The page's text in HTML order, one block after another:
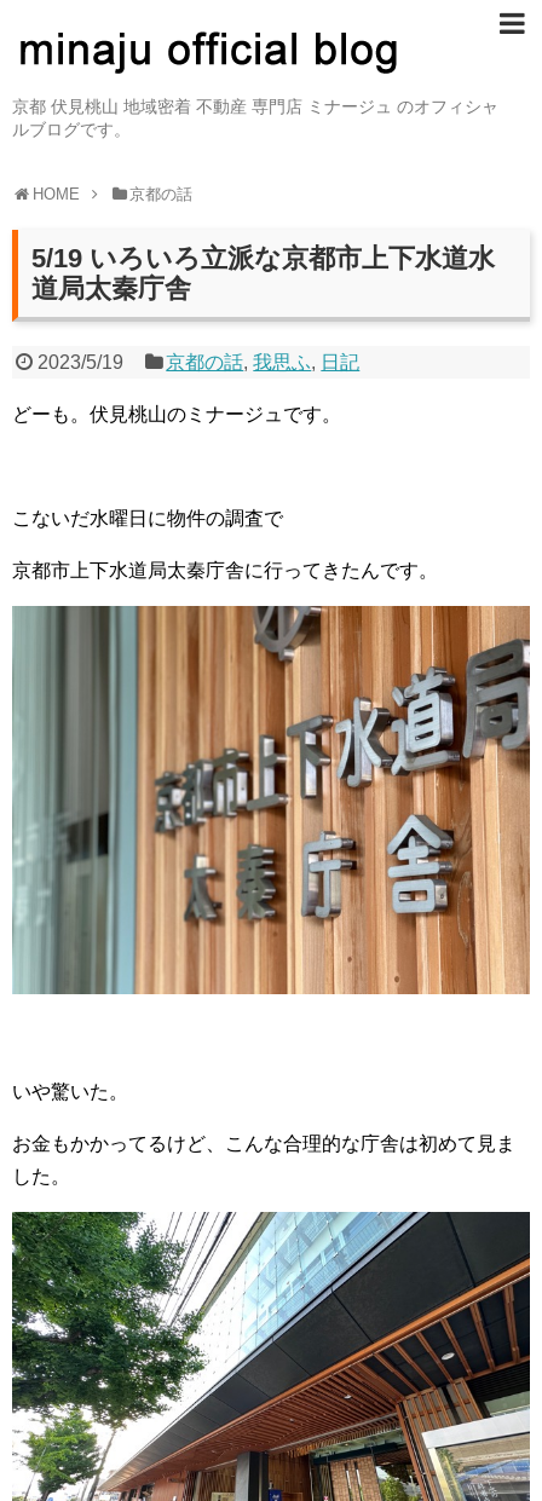
京都 伏見桃山 地域密着 不動産 専門店 ミナージュ のオフィシャ
ルブログです。
HOME 京都の話
5/19 いろいろ立派な京都市上下水道水
道局太秦庁舎
2023/5/19 京都の話,我思ふ, 日記
どーも。伏見桃山のミナージュです。
こないだ水曜日に物件の調査で
京都市上下水道局太秦庁舎に行ってきたんです。
いや驚いた。
お金もかかってるけど、こんな合理的な庁舎は初めて見ま
した。